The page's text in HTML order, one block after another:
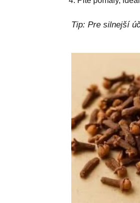
Tip: Pre silnejší